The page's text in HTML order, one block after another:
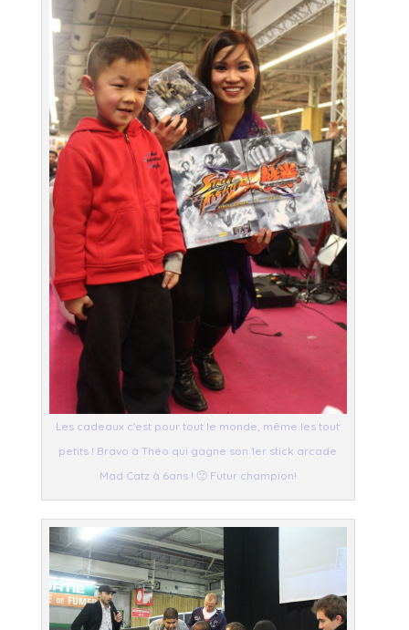
Les cadeaux c'est pour tout le monde, même les tout
petits ! Bravo à Théo qui gagne son 1er stick arcade
Mad Catz à 6ans ! 🙂 Futur champion!